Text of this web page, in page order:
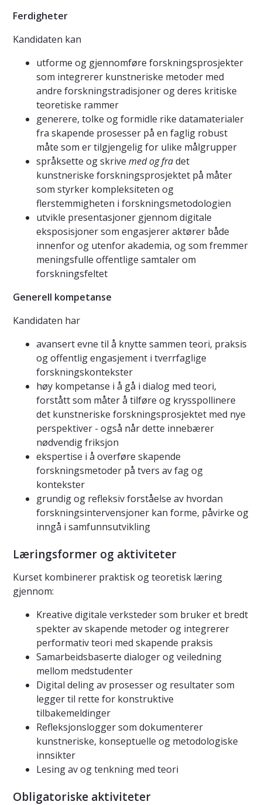
Ferdigheter
Kandidaten kan
utforme og gjennomføre forskningsprosjekter
som integrerer kunstneriske metoder med
andre forskningstradisjoner og deres kritiske
teoretiske rammer
generere, tolke og formidle rike datamaterialer
fra skapende prosesser på en faglig robust
måte som er tilgjengelig for ulike målgrupper
språksette og skrive med og fradet
kunstneriske forskningsprosjektet på måter
som styrker kompleksiteten og
flerstemmigheten i forskningsmetodologien
utvikle presentasjoner gjennom digitale
eksposisjoner som engasjerer aktører både
innenfor og utenfor akademia, og som fremmer
meningsfulle offentlige samtaler om
forskningsfeltet
Generell kompetanse
Kandidaten har
avansert evne til å knytte sammen teori, praksis
og offentlig engasjement i tverrfaglige
forskningskontekster
høy kompetanse i å gå i dialog med teori,
forstått som måter å tilføre og krysspollinere
det kunstneriske forskningsprosjektet med nye
perspektiver - også når dette innebærer
nødvendig friksjon
ekspertise i å overføre skapende
forskningsmetoder på tvers av fag og
kontekster
grundig og refleksiv forståelse av hvordan
forskningsintervensjoner kan forme, påvirke og
inngå i samfunnsutvikling
Læringsformer og aktiviteter
Kurset kombinerer praktisk og teoretisk læring
gjennom:
Kreative digitale verksteder som bruker et bredt
spekter av skapende metoder og integrerer
performativ teori med skapende praksis
Samarbeidsbaserte dialoger og veiledning
mellom medstudenter
Digital deling av prosesser og resultater som
legger til rette for konstruktive
tilbakemeldinger
Refleksjonslogger som dokumenterer
kunstneriske, konseptuelle og metodologiske
innsikter
Lesing av og tenkning med teori
Obligatoriske aktiviteter